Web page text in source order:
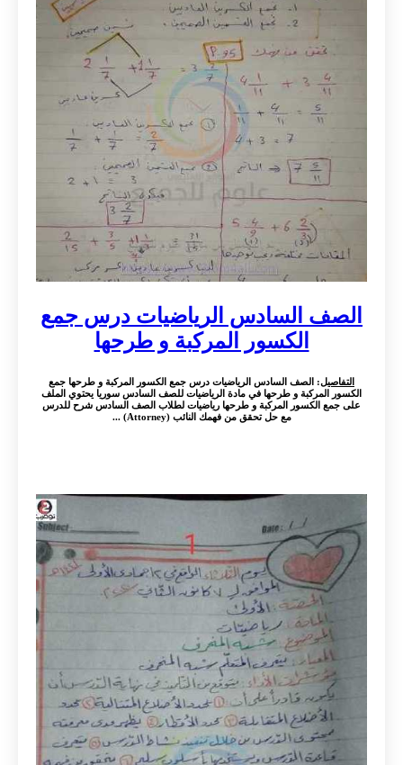
الصف السادس الرياضيات درس جمع
الكسور المركبة و طرحها
التفاصيل: الصف السادس الرياضيات درس جمع الكسور المركبة و طرحها جمع
الكسور المركبة و طرحها في مادة الرياضيات للصف السادس سوريا يحتوي الملف
على جمع الكسور المركبة و طرحها رياضيات لطلاب الصف السادس شرح للدرس
مع حل تحقق من فهمك النائب (Attorney) ...